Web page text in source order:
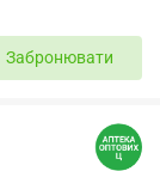
Забронювати